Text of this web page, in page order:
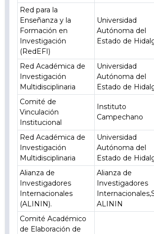
Red para la
Enseñanza y la
Formación en
Investigación
(RedEFI)
Universidad
Autónoma del
Estado de
Red Académica de
Investigación
Multidisciplinaria
Universidad
Autónoma del
Estado de
Comité de
Vinculación
Institucional
Instituto
Campechano
Red Académica de
Investigación
Multidisciplinaria
Universidad
Autónoma del
Estado de
Alianza de
Investigadores
Internacionales
(ALININ).
Alianza de
Investigadores
ALININ
Comité Académico
de Elaboración de